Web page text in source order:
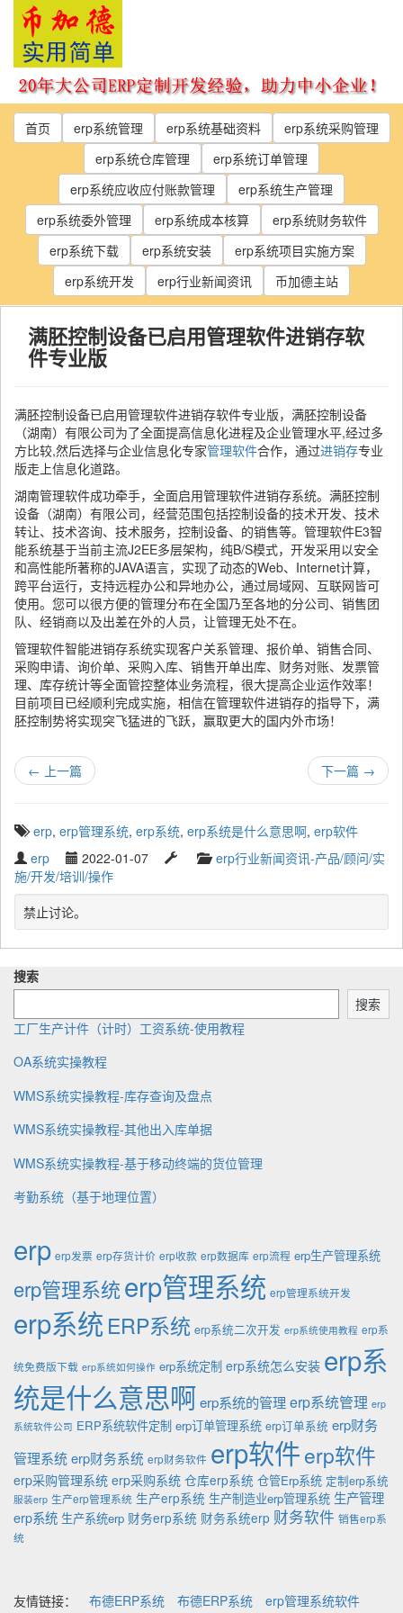
Skip
content
首页 erp系统管理 erp系统基础资料
erp系统采购管理
erp系统仓库管理
erp系统订单管理
erp系统应收应付账款管理
erp系统生产管理
erp系统委外管理
erp系统成本核算
erp系统财务软件
erp系统下载
erp系统安装
erp系统项目实施方案
erp系统开发
erp行业新闻资讯 币加德主站
满胚控制设备已启用管理软件进销存软
件专业版
满胚控制设备已启用管理软件进销存软件专业版，满胚控制设备
（湖南）有限公司为了全面提高信息化进程及企业管理水平,经过多
方比较,然后选择与企业信息化专家管理软件合作，通过进销存专业
版走上信息化道路。
湖南管理软件成功牵手，全面启用管理软件进销存系统。满胚控制
设备（湖南）有限公司，经营范围包括控制设备的技术开发、技术
转让、技术咨询、技术服务，控制设备、的销售等。管理软件E3智
能系统基于当前主流J2EE多层架构，纯B/S模式，开发采用以安全
和高性能所著称的JAVA语言，实现了动态的Web、Internet计算，
跨平台运行，支持远程办公和异地办公，通过局域网、互联网皆可
使用。您可以很方便的管理分布在全国乃至各地的分公司、销售团
队、经销商以及出差在外的人员，让管理无处不在。
管理软件智能进销存系统实现客户关系管理、报价单、销售合同、
采购申请、询价单、采购入库、销售开单出库、财务对账、发票管
理、库存统计等全面管控整体业务流程，很大提高企业运作效率！
目前项目已经顺利完成实施，相信在管理软件进销存的指导下，满
胚控制势将实现突飞猛进的飞跃，赢取更大的国内外市场！
← 上一篇 下一篇 →
T
g
g
e
d
t
h
erp, erp管理系统, erp系统, erp系统是什么意思啊, erp软件
W
r
i
t
t
e
n
b
erp
P
u
b
i
s
2022-01-07
s
u
p
e
C
t
g
o
erp行业新闻资讯-产品/顾问/实
施/开发/培训/操作
禁止讨论。
搜索
搜索
工厂生产计件（计时）工资系统-使用教程
OA系统实操教程
WMS系统实操教程-库存查询及盘点
WMS系统实操教程-其他出入库单据
WMS系统实操教程-基于移动终端的货位管理
考勤系统（基于地理位置）
erp erp发票 erp存货计价 erp收款 erp数据库 erp流程 erp生产管理系统
erp管理系统erp管理系统 erp管理系统开发
erp系统 ERP系统 erp系统二次开发 erp系统使用教程 erp系
统免费版下载 erp系统如何操作 erp系统定制 erp系统怎么安装 erp系
统是什么意思啊erp系统的管理erp系统管理 erp
系统软件公司 ERP系统软件定制 erp订单管理系统 erp订单系统 erp财务
管理系统erp财务系统 erp财务软件 erp软件erp软件
erp采购管理系统 erp采购系统 仓库erp系统 仓管Erp系统 定制erp系统
服装erp 生产erp管理系统 生产erp系统 生产制造业erp管理系统 生产管理
erp系统 生产系统erp 财务erp系统 财务系统erp 财务软件 销售erp系
统
友情链接： 布德ERP系统 布德ERP系统
erp管理系统软件